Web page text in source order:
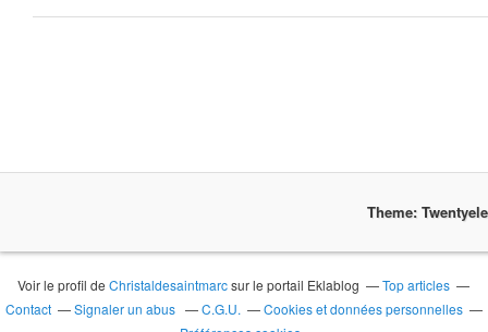
Theme:
Voir le profil deChristaldesaintmarcsur le portail Eklablog
Top articles
Contact
Signaler un abus C.G.U.
Cookies et données personnelles